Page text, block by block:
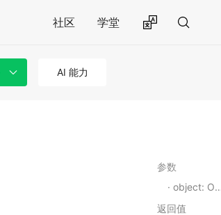
社区 学堂
AI 能力
参数
object: Object
返回值